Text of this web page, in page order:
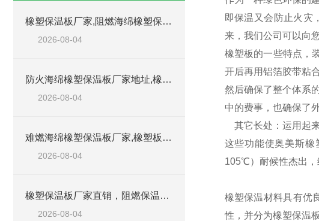
橡塑保温板厂家,阻燃海绵橡塑保温板厂家出售
2026-08-04
防火海绵橡塑保温板厂家地址,橡塑批发商
2026-08-04
难燃海绵橡塑保温板厂家,橡塑板阻燃保温棉
2026-08-04
橡塑保温板厂家直销，阻燃保温橡塑板材
2026-08-04
即保温又会防止火灾
来，我们公司可以向
橡塑板的一些特点，
开后再用铝箔胶带粘
然后确保了整个体系
中的费事，也确保了
其它长处：运用起
这些功能使奥美斯
105℃）耐候性杰出，
橡塑保温材料具有优
性，并分为橡塑保温